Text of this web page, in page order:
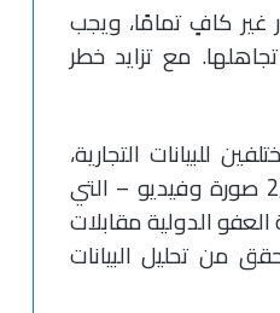
غير كافٍ تمامًا، ويجب
مع تزايد خطر
مزودين مختلفين للبيانات التجارية،
واستعرضت الأدلة المفتوحة المصدر والرقمية – بما في ذلك حوالي 2,000 صورة وفيديو – التي
الدولية مقابلات
إقليميًا في الأسلحة والسودان بين فبراير ومارس 2024 للتحقق من تحليل البيانات